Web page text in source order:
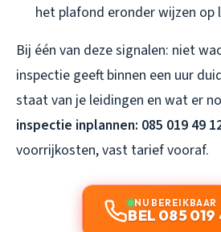
het plafond eronder wijzen op
Bij één van deze signalen: niet
inspectie geeft binnen een uur
staat van je leidingen en wat er
inspectie inplannen: 085 019 49
voorrijkosten, vast tarief vooraf.
NU BEREIKBAAR
BEL 085 019